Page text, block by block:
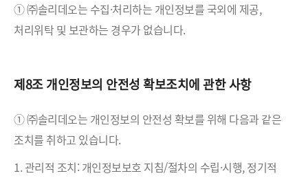
① ㈜솔리데오는 수집·처리하는 개인정보를 국외에 제공,
처리위탁 및 보관하는 경우가 없습니다.
제8조 개인정보의 안전성 확보조치에 관한 사항
① ㈜솔리데오는 개인정보의 안전성 확보를 위해 다음과 같은
조치를 취하고 있습니다.
1. 관리적 조치: 개인정보보호 지침/절차의 수립·시행, 정기적